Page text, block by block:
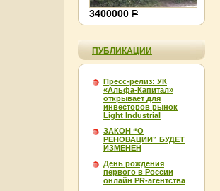
3400000 Р
ПУБЛИКАЦИИ
Пресс-релиз: УК
«Альфа-Капитал»
открывает для
инвесторов рынок
Light Industrial
ЗАКОН “О
РЕНОВАЦИИ” БУДЕТ
ИЗМЕНЕН
День рождения
первого в России
онлайн PR-агентства